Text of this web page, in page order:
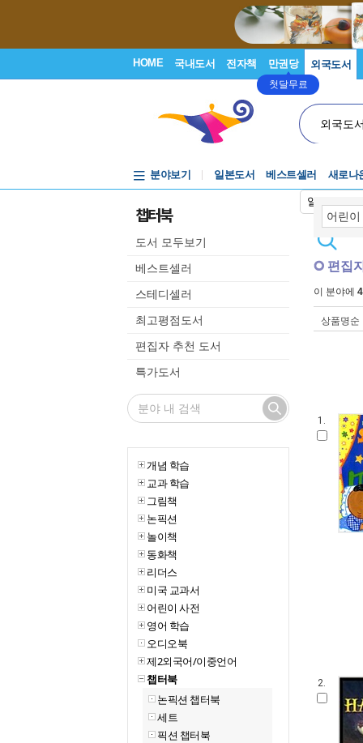
HOME 국내도서 전자책 만권당
첫달무료
외국도서
외국도
일본어입력
분야보기 일본도서 베스트셀러 새로나
챕터북
도서 모두보기
베스트셀러
스테디셀러
최고평점도서
편집자 추천 도서
특가도서
개념 학습
교과 학습
그림책
논픽션
놀이책
동화책
리더스
미국 교과서
어린이 사전
영어 학습
오디오북
제2외국어/이중언어
챕터북
논픽션 챕터북
세트
픽션 챕터북
편집
이 분야에
상품명순
1.
2.